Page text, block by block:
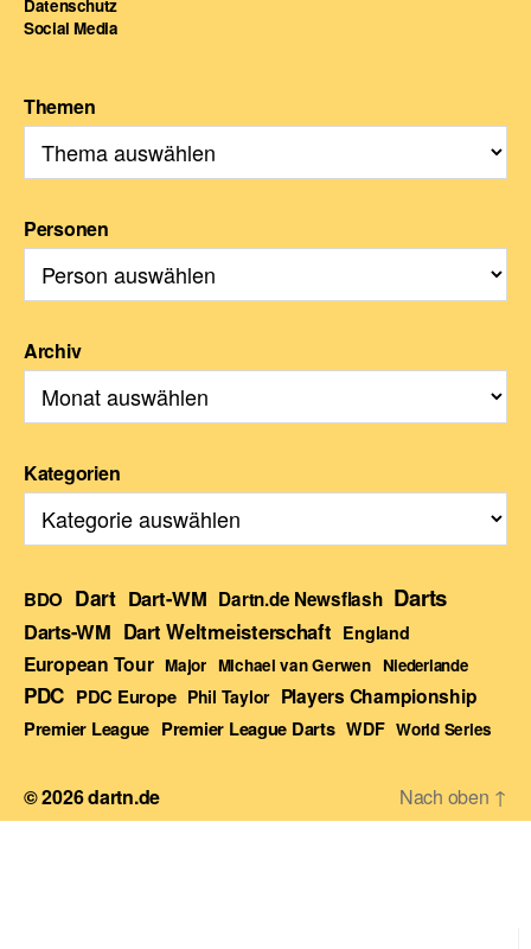
Datenschutz
Social Media
Themen
Personen
Archiv
Kategorien
BDO Dart Dart-WM Dartn.de Newsflash Darts
Darts-WM Dart Weltmeisterschaft England
European Tour Major Michael van Gerwen Niederlande
PDC PDC Europe Phil Taylor Players Championship
Premier League Premier League Darts WDF World Series
© 2026dartn.de Nach oben ↑